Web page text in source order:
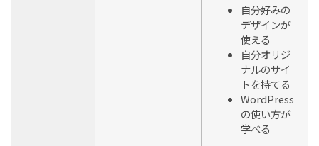
自分好みの
デザインが
使える
自分オリジ
ナルのサイ
トを持てる
WordPress
の使い方が
学べる